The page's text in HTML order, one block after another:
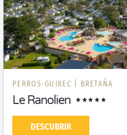
PERROS-GUIREC | BRETAÑA
Le Ranolien
DESCUBRIR